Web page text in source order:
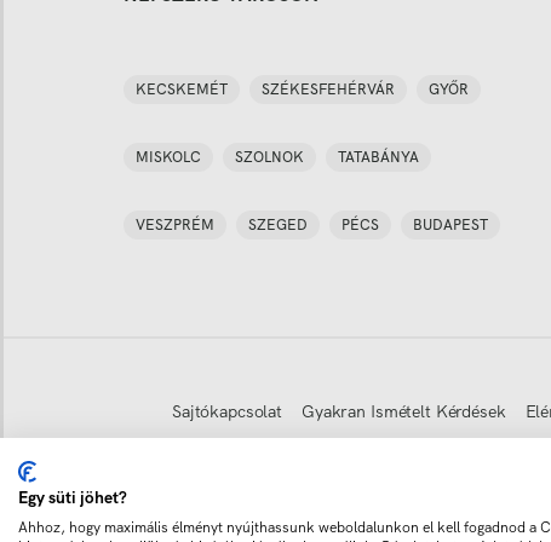
KECSKEMÉT SZÉKESFEHÉRVÁR GYŐR
MISKOLC SZOLNOK TATABÁNYA
VESZPRÉM SZEGED PÉCS BUDAPEST
Sajtókapcsolat Gyakran Ismételt Kérdések
Copyright © 2011-
Egy süti jöhet?
Ahhoz, hogy maximális élményt nyújthassunk weboldalunkon el kell fogadnod a